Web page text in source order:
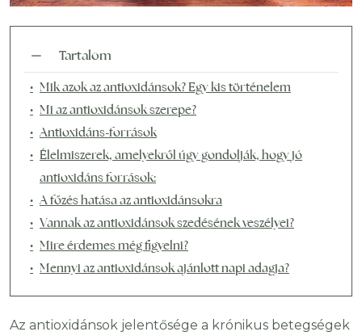
Tartalom
Mik azok az antioxidánsok? Egy kis történelem
Mi az antioxidánsok szerepe?
Antioxidáns-források
Élelmiszerek, amelyekről úgy gondolják, hogy jó
antioxidáns források:
A főzés hatása az antioxidánsokra
Vannak az antioxidánsok szedésének veszélyei?
Mire érdemes még figyelni?
Mennyi az antioxidánsok ajánlott napi adagja?
Az antioxidánsok jelentősége a krónikus betegségek